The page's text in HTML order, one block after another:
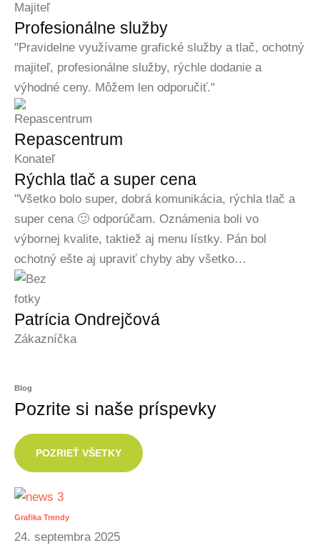
Majiteľ
Profesionálne služby
"Pravidelne využívame grafické služby a tlač, ochotný
majiteľ, profesionálne služby, rýchle dodanie a
výhodné ceny. Môžem len odporučiť."
Repascentrum
Konateľ
Rýchla tlač a super cena
"Všetko bolo super, dobrá komunikácia, rýchla tlač a
super cena 🙂 odporúčam. Oznámenia boli vo
výbornej kvalite, taktiež aj menu lístky. Pán bol
ochotný ešte aj upraviť chyby aby všetko…
Patrícia Ondrejčová
Zákazníčka
Blog
Pozrite si naše príspevky
POZRIEŤ VŠETKY
Grafika Trendy
24. septembra 2025